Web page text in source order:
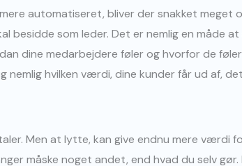
automatiseret, bliver der snakket meget
besidde som leder. Det er nemlig en måde
dine medarbejdere føler og hvorfor de
nemlig hvilken værdi, dine kunder får ud af,
Men at lytte, kan give endnu mere værdi
måske noget andet, end hvad du selv